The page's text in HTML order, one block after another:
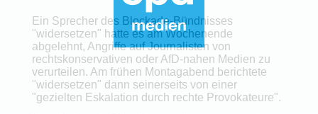
Ein Sprecher des Blockade-Bündnisses
"widersetzen" hatte es am Wochenende
abgelehnt, Angriffe auf Journalisten von
rechtskonservativen oder AfD-nahen Medien zu
verurteilen. Am frühen Montagabend berichtete
"widersetzen" dann seinerseits von einer
"gezielten Eskalation durch rechte Provokateure".